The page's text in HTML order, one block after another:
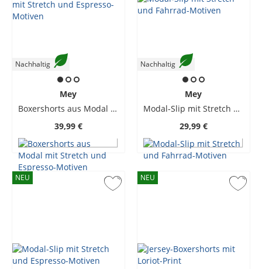
Nachhaltig
Mey
Boxershorts aus Modal mit Stretch und Espresso-Motiven
39,99 €
Nachhaltig
Mey
Modal-Slip mit Stretch und Fahrrad-Motiven
29,99 €
NEU NEU